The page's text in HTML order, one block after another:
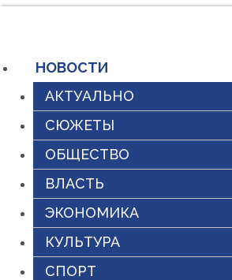
содержимому
НОВОСТИ
АКТУАЛЬНО
СЮЖЕТЫ
ОБЩЕСТВО
ВЛАСТЬ
ЭКОНОМИКА
КУЛЬТУРА
СПОРТ